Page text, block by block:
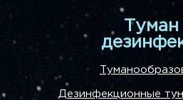
Туман
Дезинфекционные